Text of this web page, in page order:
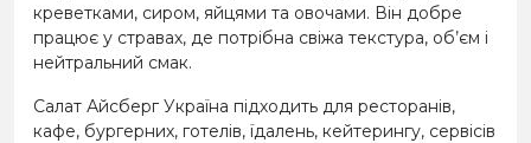
креветками, сиром, яйцями та овочами. Він добре
працює у стравах, де потрібна свіжа текстура, об’єм і
нейтральний смак.
Салат Айсберг Україна підходить для ресторанів,
кафе, бургерних, готелів, їдалень, кейтерингу, сервісів